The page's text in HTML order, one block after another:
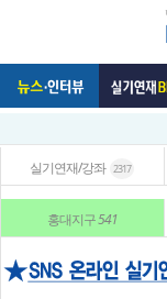
실기연재/강좌 2317
홍대지구541